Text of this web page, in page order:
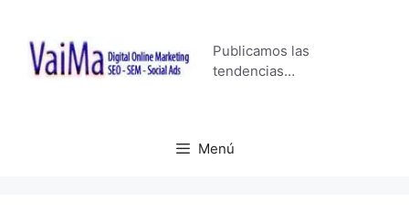
contenido
Publicamos las
tendencias…
Menú